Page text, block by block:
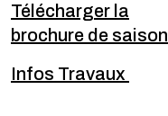
Télécharger la
brochure de saison
Infos Travaux